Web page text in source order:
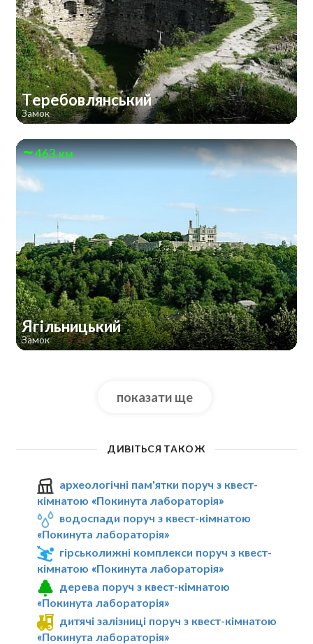
Теребовлянський
Замок
463 км
Ягільницький
Замок
показати ще
ДИВІТЬСЯ ТАКОЖ
археологічні пам'ятки поруч з квест-
кімнатою «Покинута лабораторія»
водоспади поруч з квест-кімнатою
«Покинута лабораторія»
гірськолижні комплекси поруч з квест-
кімнатою «Покинута лабораторія»
дерева поруч з квест-кімнатою
«Покинута лабораторія»
дитячі залізниці поруч з квест-кімнатою
«Покинута лабораторія»